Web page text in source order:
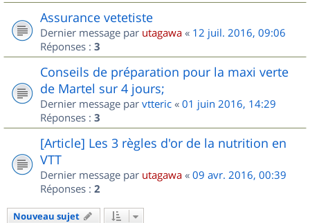
Assurance vetetiste
Dernier message par utagawa « 12 juil. 2016, 09:06
Réponses : 3
Conseils de préparation pour la maxi verte
de Martel sur 4 jours;
Dernier message par vtteric « 01 juin 2016, 14:29
Réponses : 3
[Article] Les 3 règles d'or de la nutrition en
VTT
Dernier message par utagawa « 09 avr. 2016, 00:39
Réponses : 2
Nouveau sujet